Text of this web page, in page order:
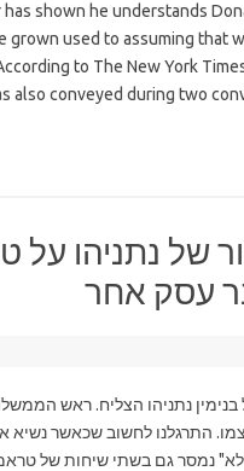
shown he understands
used to assuming that
to The New York
also conveyed during two
של נתניהו
עסק אחר
בנימין נתניהו הצליח. ראש
התרגלנו לחשוב שכאשר נשיא
נמסר גם בשתי שיחות של טראמפ עם